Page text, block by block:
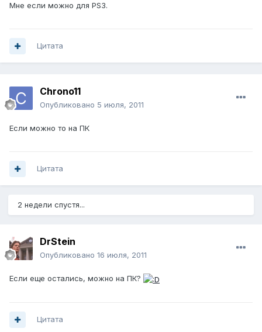
Мне если можно для PS3.
Цитата
Chrono11
Опубликовано 5 июля, 2011
Если можно то на ПК
Цитата
2 недели спустя...
DrStein
Опубликовано 16 июля, 2011
Если еще остались, можно на ПК?
Цитата